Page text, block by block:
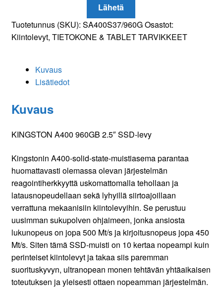
Lähetä
Tuotetunnus (SKU): SA400S37/960GOsastot:
Kiintolevyt, TIETOKONE & TABLET TARVIKKEET
Kuvaus
Lisätiedot
Kuvaus
KINGSTON A400 960GB 2.5″ SSD-levy
Kingstonin A400-solid-state-muistiasema parantaa
huomattavasti olemassa olevan järjestelmän
reagointiherkkyyttä uskomattomalla tehollaan ja
latausnopeudellaan sekä lyhyillä siirtoajoillaan
verrattuna mekaanisiin kiintolevyihin. Se perustuu
uusimman sukupolven ohjaimeen, jonka ansiosta
lukunopeus on jopa 500 Mt/s ja kirjoitusnopeus jopa 450
Mt/s. Siten tämä SSD-muisti on 10 kertaa nopeampi kuin
perinteiset kiintolevyt ja takaa siis paremman
suorituskyvyn, ultranopean monen tehtävän yhtäaikaisen
toteutuksen ja yleisesti ottaen nopeamman järjestelmän.